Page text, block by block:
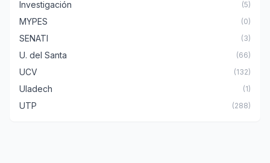
Investigación (5)
MYPES (0)
SENATI (3)
U. del Santa (66)
UCV (132)
Uladech (1)
UTP (288)